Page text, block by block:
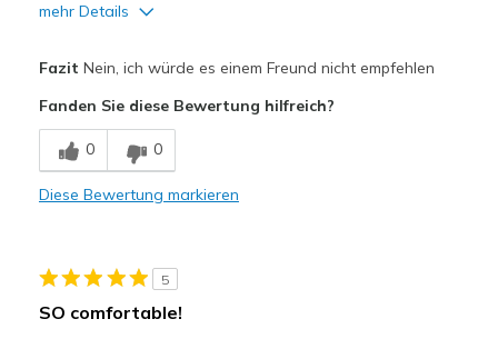
mehr Details
Stylish
Nachteile
Poor Quality
Fazit Nein, ich würde es einem Freund nicht empfehlen
Fanden Sie diese Bewertung hilfreich?
0 0
Diese Bewertung markieren
5
SO comfortable!